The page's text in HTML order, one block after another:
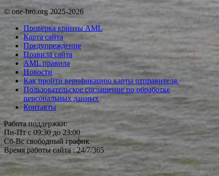
© one-bro.org 2025-2026
Проверка крипты AML
Карта сайта
Предупреждение
Правила сайта
AML правила
Новости
Как пройти верификацию карты отправителя.
Пользовательское соглашение по обработке
персональных данных
Контакты
Работа поддержки:
Пн-Пт с 09:30 до 23:00
Сб-Вс свободный график
Время работы сайта : 24/7/365